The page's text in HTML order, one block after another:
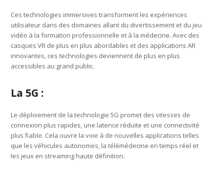
Ces technologies immersives transforment les expériences
utilisateur dans des domaines allant du divertissement et du jeu
vidéo à la formation professionnelle et à la médecine. Avec des
casques VR de plus en plus abordables et des applications AR
innovantes, ces technologies deviennent de plus en plus
accessibles au grand public.
La 5G :
Le déploiement de la technologie 5G promet des vitesses de
connexion plus rapides, une latence réduite et une connectivité
plus fiable. Cela ouvre la voie à de nouvelles applications telles
que les véhicules autonomes, la télémédecine en temps réel et
les jeux en streaming haute définition.